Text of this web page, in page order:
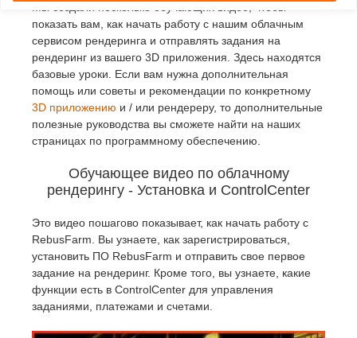
Работы
Support Ticket
Инвойсы
Редактировать профиль
TeamManager
2020
2019
2018
Summer Vibes 3D Challenge
Making-ofs
3D Artist of the Month
3D Artist of the Year
Служба поддержки
Соглашение о конфидециальности
Blender
V-Ray
Corona
Octane
Mental Ray
показать вам, как начать работу с нашим облачным
сервисом рендеринга и отправлять задания на
рендеринг из вашего 3D приложения. Здесь находятся
базовые уроки. Если вам нужна дополнительная
помощь или советы и рекомендации по конкретному
3D приложению и / или рендереру, то дополнительные
полезные руководства вы сможете найти на наших
страницах по программному обеспечению.
Обучающее видео по облачному
рендерингу - Установка и ControlCenter
Это видео пошагово показывает, как начать работу с
RebusFarm. Вы узнаете, как зарегистрироваться,
установить ПО RebusFarm и отправить свое первое
задание на рендеринг. Кроме того, вы узнаете, какие
функции есть в ControlCenter для управления
заданиями, платежами и счетами.